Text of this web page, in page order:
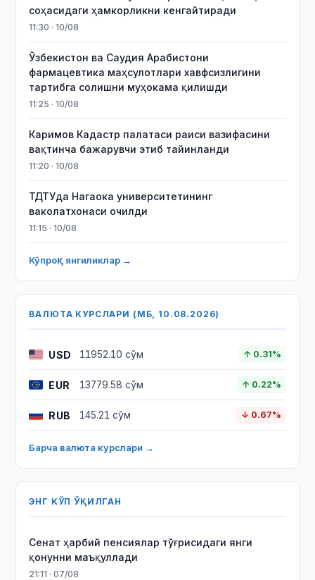
соҳасидаги ҳамкорликни кенгайтиради
11:30 · 10/08
Ўзбекистон ва Саудия Арабистони
фармацевтика маҳсулотлари хавфсизлигини
тартибга солишни муҳокама қилишди
11:25 · 10/08
Каримов Кадастр палатаси раиси вазифасини
вақтинча бажарувчи этиб тайинланди
11:20 · 10/08
ТДТУда Нагаока университетининг
ваколатхонаси очилди
11:15 · 10/08
Кўпроқ янгиликлар →
ВАЛЮТА КУРСЛАРИ (МБ, 10.08.2026)
USD 11952.10 сўм ↑ 0.31%
EUR 13779.58 сўм ↑ 0.22%
RUB 145.21 сўм ↓ 0.67%
Барча валюта курслари →
ЭНГ КЎП ЎҚИЛГАН
Сенат ҳарбий пенсиялар тўғрисидаги янги
қонунни маъқуллади
21:11 · 07/08